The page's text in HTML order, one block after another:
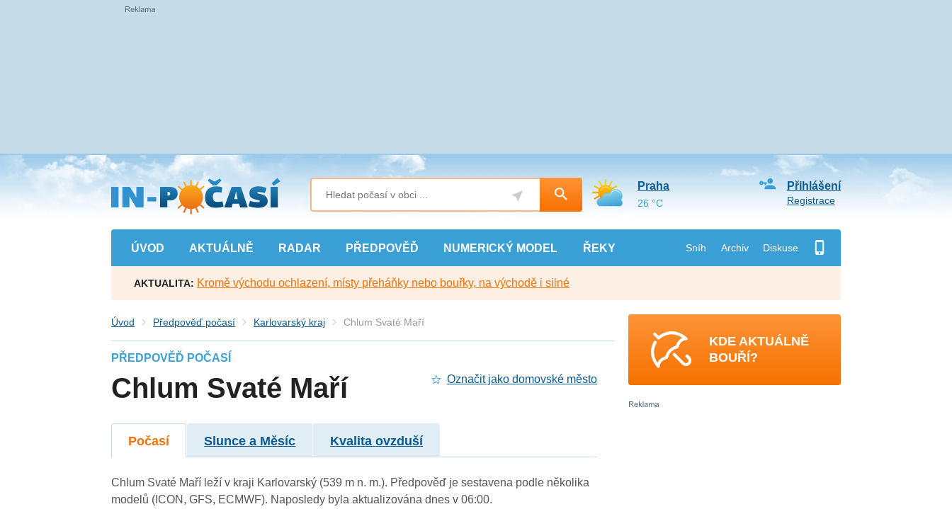
Přejít
na
hlavní
obsah
ÚVOD AKTUÁLNĚ RADAR PŘEDPOVĚĎ NUMERICKÝ MODEL ŘEKY Sníh Archiv Diskuse
Přihlášení
Registrace
Praha
26 °C
AKTUALITA: Kromě východu ochlazení, místy přeháňky nebo bouřky, na východě i silné
Úvod Předpověď počasí Karlovarský kraj Chlum Svaté Maří
PŘEDPOVĚĎ POČASÍ
Chlum Svaté Maří Označit jako domovské město
Počasí Slunce a Měsíc Kvalita ovzduší
Chlum Svaté Maří leží v kraji Karlovarský (539 m n. m.). Předpověď je sestavena podle několika
modelů (ICON, GFS, ECMWF). Naposledy byla aktualizována dnes v 06:00.
KDE AKTUÁLNĚ
BOUŘÍ?